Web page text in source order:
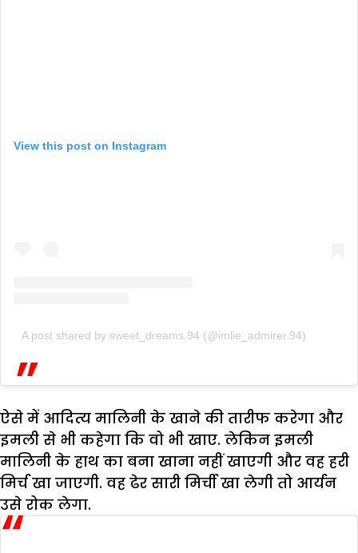
View this post on Instagram
A post shared by sweet_dreams.94 (@imlie_admirer.94)
ऐसे में आदित्‍य मालिनी के खाने की तारीफ करेगा और
इमली से भी कहेगा कि वो भी खाए. लेकिन इमली
मालिनी के हाथ का बना खाना नहीं खाएगी और वह हरी
मिर्च खा जाएगी. वह ढेर सारी मिर्ची खा लेगी तो आर्यन
उसे रोक लेगा.